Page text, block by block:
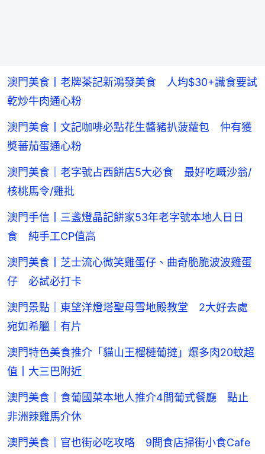
澳門美食丨老牌茶記新鴻發美食 人均$30+識食要試
乾炒牛肉通心粉
澳門美食丨文記咖啡必點花生醬豬扒菠蘿包 仲有獲
奬蕃茄蛋通心粉
澳門美食｜老字號占西餅店5大必食 最好吃嘅沙翁/
核桃馬令/雞批
澳門手信丨三盞燈晶記餅家53年老字號本地人日日
食 純手工CP值高
澳門美食丨芝士流心微笑雞蛋仔、曲奇脆脆波波雞蛋
仔 必試必打卡
澳門景點｜東望洋燈塔聖母雪地殿教堂 2大好去處
宛如希臘｜有片
澳門特色美食推介「貓山王榴槤葡撻」爆多肉20蚊超
值丨大三巴附近
澳門美食｜食葡國菜本地人推介4間葡式餐廳 點止
非洲辣雞馬介休
澳門美食｜官也街必吃攻略 9間食店掃街小食Cafe